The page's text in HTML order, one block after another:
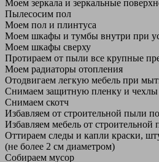
Моем зеркала и зеркальные
Пылесосим пол
Моем пол и плинтуса
Моем шкафы и тумбы внутри при
Моем шкафы сверху
Протираем от пыли все крупные
Моем радиаторы отопления
Отодвигаем легкую мебель при
Снимаем защитную пленку и чехлы
Снимаем скотч
Избавляем от строительной пыли
Избавляем мебель от строительной
Оттираем следы и капли краски,
(не более 2 см диаметром)
Собираем мусор